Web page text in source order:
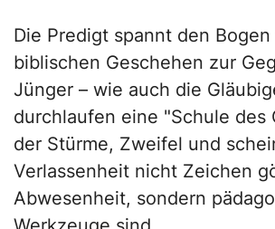
Die Predigt spannt den Bogen
biblischen Geschehen zur
Jünger – wie auch die
durchlaufen eine "Schule des
der Stürme, Zweifel und
Verlassenheit nicht Zeichen
Abwesenheit, sondern